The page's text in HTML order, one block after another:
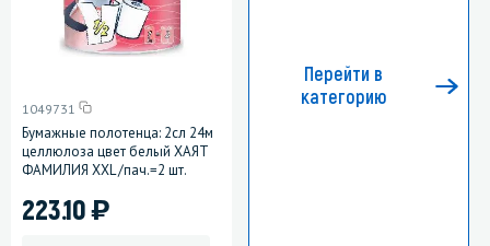
1049731
Бумажные полотенца: 2сл 24м
целлюлоза цвет белый ХАЯТ
ФАМИЛИЯ XXL /пач.=2 шт.
223.10)
Перейти в
категорию